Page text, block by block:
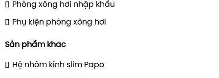
Phòng xông hơi nhập khẩu
Phụ kiện phòng xông hơi
Sản phẩm khác
Hệ nhôm kính slim Papo